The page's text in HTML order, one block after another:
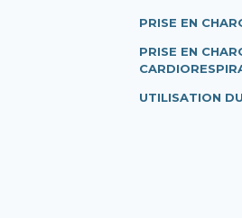
PRISE EN
PRISE EN
UTILISATION